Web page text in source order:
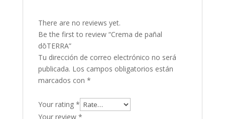
There are no reviews yet.
Be the first to review “Crema de pañal
dōTERRA”
Tu dirección de correo electrónico no será
publicada. Los campos obligatorios están
marcados con *
Your rating *
Your review *